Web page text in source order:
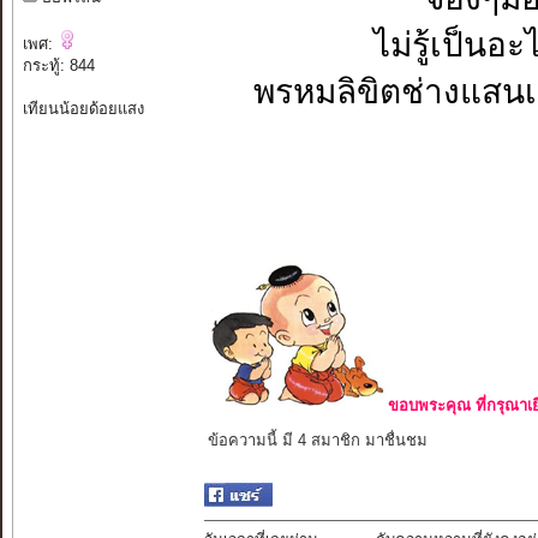
เพศ:
กระทู้: 844
เทียนน้อยด้อยแสง
ไม่รู้เป็นอะ
พรหมลิขิตช่างแสน
ขอบพระคุณ ที่กรุณาเ
ข้อความนี้ มี 4 สมาชิก มาชื่นชม